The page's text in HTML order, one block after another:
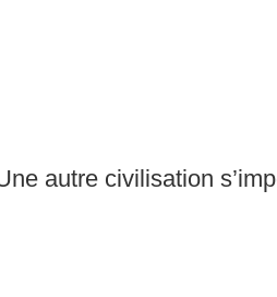
autre civilisation